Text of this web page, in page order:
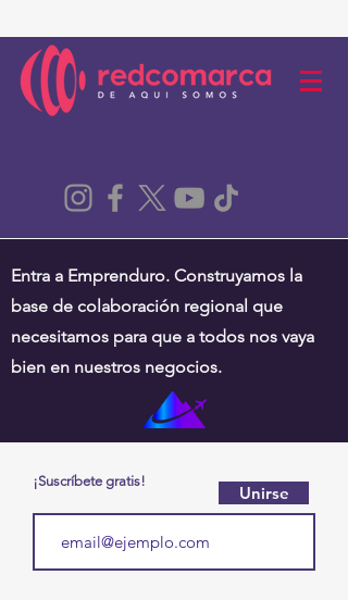
Entra a Emprenduro. Construyamos la
base de colaboración regional que
necesitamos para que a todos nos vaya
bien en nuestros negocios.
¡Suscríbete gratis!
Unirse